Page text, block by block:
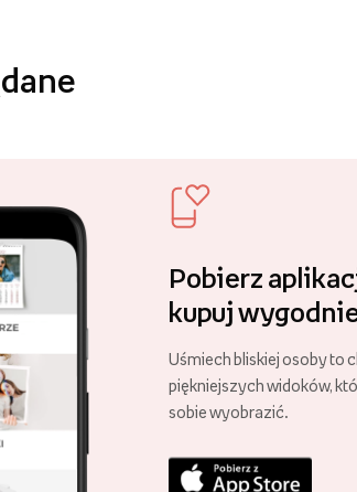
Pobierz
kupuj
Uśmiech bliskiej osoby to
piękniejszych widoków,
sobie wyobrazić.